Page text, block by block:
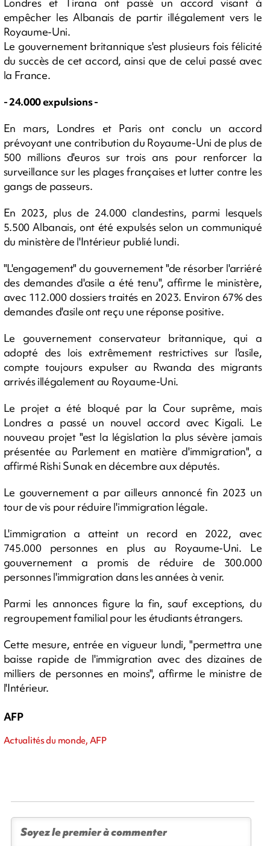
empêcher les Albanais de partir illégalement vers le
Royaume-Uni.
Le gouvernement britannique s'est plusieurs fois félicité
du succès de cet accord, ainsi que de celui passé avec
la France.
- 24.000 expulsions -
En mars, Londres et Paris ont conclu un accord
prévoyant une contribution du Royaume-Uni de plus de
500 millions d'euros sur trois ans pour renforcer la
surveillance sur les plages françaises et lutter contre les
gangs de passeurs.
En 2023, plus de 24.000 clandestins, parmi lesquels
5.500 Albanais, ont été expulsés selon un communiqué
du ministère de l'Intérieur publié lundi.
"L'engagement" du gouvernement "de résorber l'arriéré
des demandes d'asile a été tenu", affirme le ministère,
avec 112.000 dossiers traités en 2023. Environ 67% des
demandes d'asile ont reçu une réponse positive.
Le gouvernement conservateur britannique, qui a
adopté des lois extrêmement restrictives sur l'asile,
compte toujours expulser au Rwanda des migrants
arrivés illégalement au Royaume-Uni.
Le projet a été bloqué par la Cour suprême, mais
Londres a passé un nouvel accord avec Kigali. Le
nouveau projet "est la législation la plus sévère jamais
présentée au Parlement en matière d'immigration", a
affirmé Rishi Sunak en décembre aux députés.
Le gouvernement a par ailleurs annoncé fin 2023 un
tour de vis pour réduire l'immigration légale.
L'immigration a atteint un record en 2022, avec
745.000 personnes en plus au Royaume-Uni. Le
gouvernement a promis de réduire de 300.000
personnes l'immigration dans les années à venir.
Parmi les annonces figure la fin, sauf exceptions, du
regroupement familial pour les étudiants étrangers.
Cette mesure, entrée en vigueur lundi, "permettra une
baisse rapide de l'immigration avec des dizaines de
milliers de personnes en moins", affirme le ministre de
l'Intérieur.
AFP
Actualités du monde, AFP